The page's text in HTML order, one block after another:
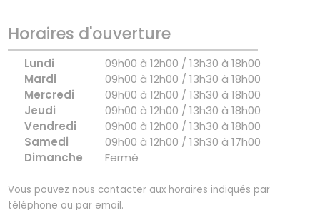
Horaires d'ouverture
Lundi
09h00 à 12h00 / 13h30 à 18h00
Mardi
09h00 à 12h00 / 13h30 à 18h00
Mercredi
09h00 à 12h00 / 13h30 à 18h00
Jeudi
09h00 à 12h00 / 13h30 à 18h00
Vendredi
09h00 à 12h00 / 13h30 à 18h00
Samedi
09h00 à 12h00 / 13h30 à 17h00
Dimanche
Fermé
Vous pouvez nous contacter aux horaires indiqués par
téléphone ou par email.